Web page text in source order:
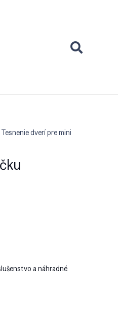
dverí pre mini
a náhradné